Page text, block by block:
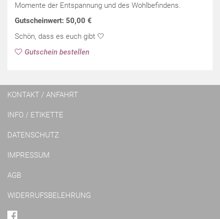
Momente der Entspannung und des Wohlbefindens.
Gutscheinwert: 50,00 €
Schön, dass es euch gibt 🤍
Gutschein bestellen
KONTAKT / ANFAHRT
INFO / ETIKETTE
DATENSCHUTZ
IMPRESSUM
AGB
WIDERRUFSBELEHRUNG